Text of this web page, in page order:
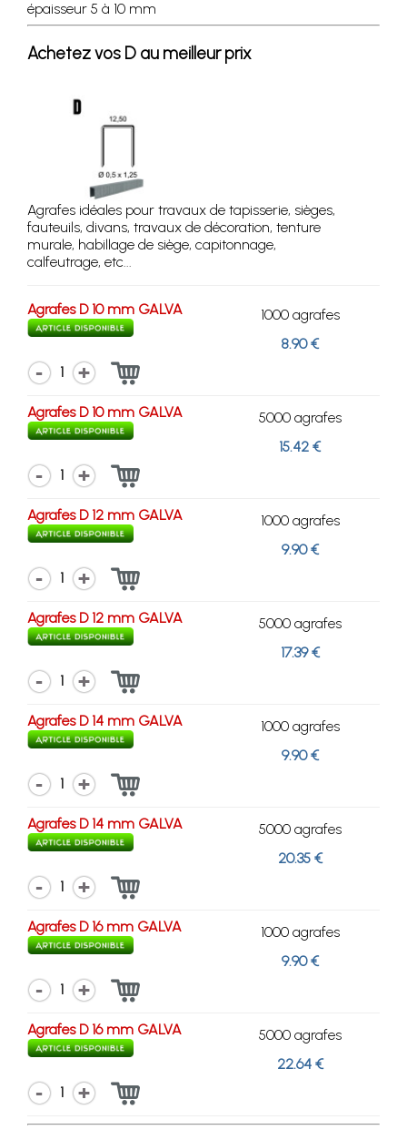
épaisseur 5 à 10 mm
Achetez vos D au meilleur prix
Agrafes idéales pour travaux de tapisserie, sièges,
fauteuils, divans, travaux de décoration, tenture
murale, habillage de siège, capitonnage,
calfeutrage, etc...
Agrafes D 10 mm GALVA
1000 agrafes
8.90 €
1
Agrafes D 10 mm GALVA
5000 agrafes
15.42 €
1
Agrafes D 12 mm GALVA
1000 agrafes
9.90 €
1
Agrafes D 12 mm GALVA
5000 agrafes
17.39 €
1
Agrafes D 14 mm GALVA
1000 agrafes
9.90 €
1
Agrafes D 14 mm GALVA
5000 agrafes
20.35 €
1
Agrafes D 16 mm GALVA
1000 agrafes
9.90 €
1
Agrafes D 16 mm GALVA
5000 agrafes
22.64 €
1